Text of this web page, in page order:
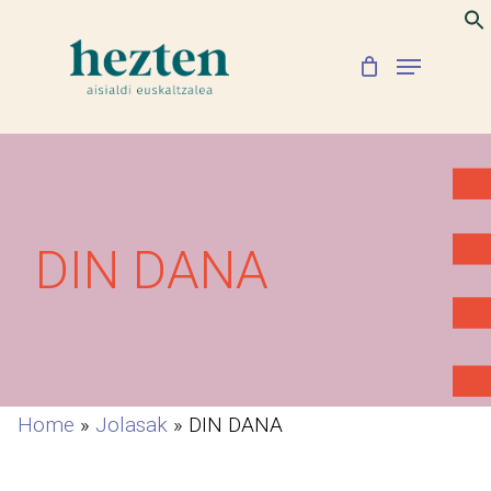
content
Menu
DIN DANA
Home » Jolasak » DIN DANA